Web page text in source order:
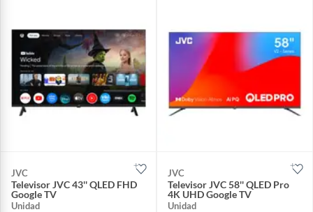
JVC
Televisor JVC 43'' QLED FHD
Google TV
Unidad
JVC
Televisor JVC 58'' QLED Pro
4K UHD Google TV
Unidad